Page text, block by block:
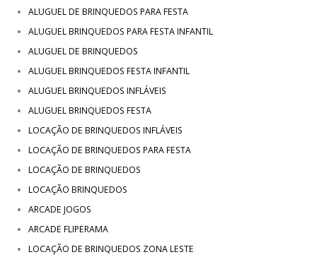
ALUGUEL DE BRINQUEDOS PARA FESTA
ALUGUEL BRINQUEDOS PARA FESTA INFANTIL
ALUGUEL DE BRINQUEDOS
ALUGUEL BRINQUEDOS FESTA INFANTIL
ALUGUEL BRINQUEDOS INFLÁVEIS
ALUGUEL BRINQUEDOS FESTA
LOCAÇÃO DE BRINQUEDOS INFLÁVEIS
LOCAÇÃO DE BRINQUEDOS PARA FESTA
LOCAÇÃO DE BRINQUEDOS
LOCAÇÃO BRINQUEDOS
ARCADE JOGOS
ARCADE FLIPERAMA
LOCAÇÃO DE BRINQUEDOS ZONA LESTE